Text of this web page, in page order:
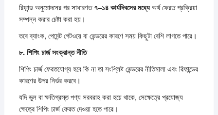
রিফান্ড অনুমোদনের পর সাধারণত৭–১৪কার্যদিবসেরমধ্যেঅর্থ ফেরত প্রক্রিয়া
সম্পন্ন করার চেষ্টা করা হয়।
তবে ব্যাংক, পেমেন্ট গেটওয়ে বা ভেন্ডরের কারণে সময় কিছুটা বেশি লাগতে পারে।
৮.শিপিংচার্জসংক্রান্তনীতি
শিপিং চার্জ ফেরতযোগ্য হবে কি না তা সংশ্লিষ্ট ভেন্ডরের নীতিমালা এবং রিফান্ডের
কারণের উপর নির্ভর করবে।
যদি ভুল বা ক্ষতিগ্রস্ত পণ্য সরবরাহ করা হয়ে থাকে, সেক্ষেত্রে প্রযোজ্য
ক্ষেত্রে শিপিং চার্জ ফেরত দেওয়া হতে পারে।